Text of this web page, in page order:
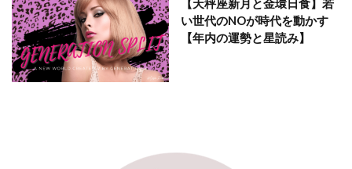
【天秤座新月と金環日食】若
い世代のNOが時代を動かす
【年内の運勢と星読み】